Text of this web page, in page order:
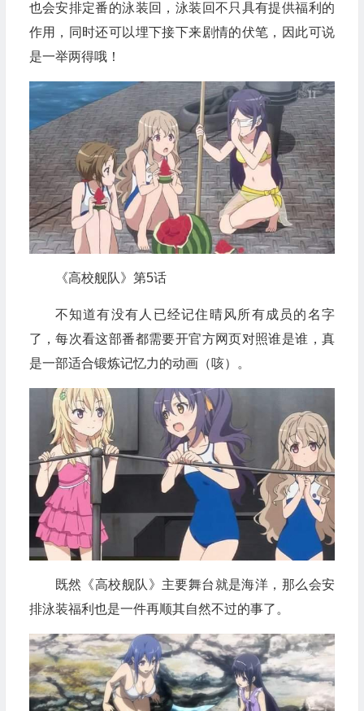
也会安排定番的泳装回，泳装回不只具有提供福利的
作用，同时还可以埋下接下来剧情的伏笔，因此可说
是一举两得哦！
《高校舰队》第5话
不知道有没有人已经记住晴风所有成员的名字
了，每次看这部番都需要开官方网页对照谁是谁，真
是一部适合锻炼记忆力的动画（咳）。
既然《高校舰队》主要舞台就是海洋，那么会安
排泳装福利也是一件再顺其自然不过的事了。